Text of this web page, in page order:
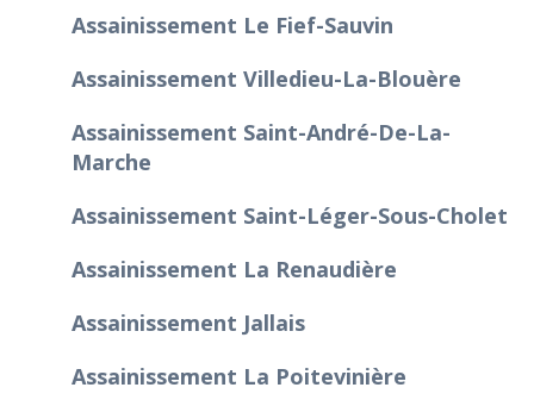
Assainissement Le Fief-Sauvin
Assainissement Villedieu-La-Blouère
Assainissement Saint-André-De-La-
Marche
Assainissement Saint-Léger-Sous-Cholet
Assainissement La Renaudière
Assainissement Jallais
Assainissement La Poitevinière